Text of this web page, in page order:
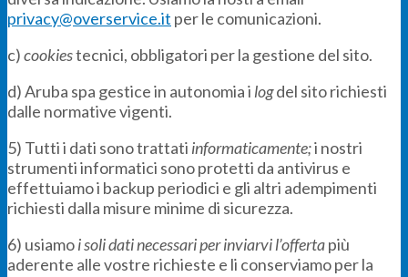
privacy@overservice.it per le comunicazioni.
c)cookiestecnici, obbligatori per la gestione del sito.
d) Aruba spa gestice in autonomia ilogdel sito richiesti
dalle normative vigenti.
5) Tutti i dati sono trattati informaticamente;i nostri
strumenti informatici sono protetti da antivirus e
effettuiamo i backup periodici e gli altri adempimenti
richiesti dalla misure minime di sicurezza.
6) usiamoi soli dati necessari per inviarvi l’offertapiù
aderente alle vostre richieste e li conserviamo per la